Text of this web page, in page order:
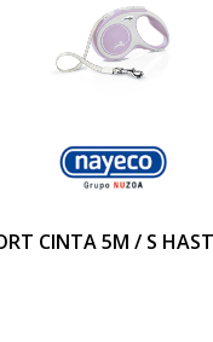
CINTA 5M / S